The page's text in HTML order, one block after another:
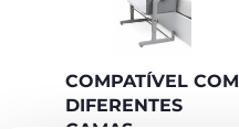
COMPATÍVEL COM
DIFERENTES